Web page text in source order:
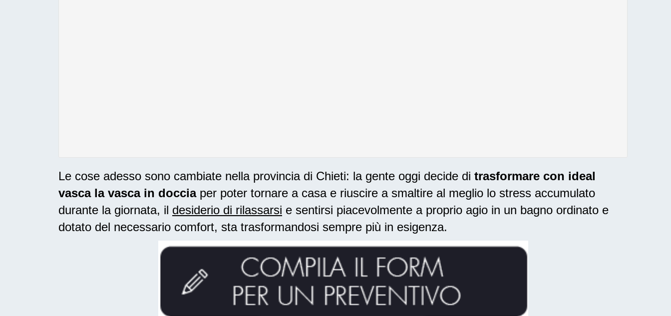
Le cose adesso sono cambiate nella provincia di Chieti: la gente oggi decide di trasformare con ideal
vasca la vasca in docciaper poter tornare a casa e riuscire a smaltire al meglio lo stress accumulato
durante la giornata, il desiderio di rilassarsi e sentirsi piacevolmente a proprio agio in un bagno ordinato e
dotato del necessario comfort, sta trasformandosi sempre più in esigenza.